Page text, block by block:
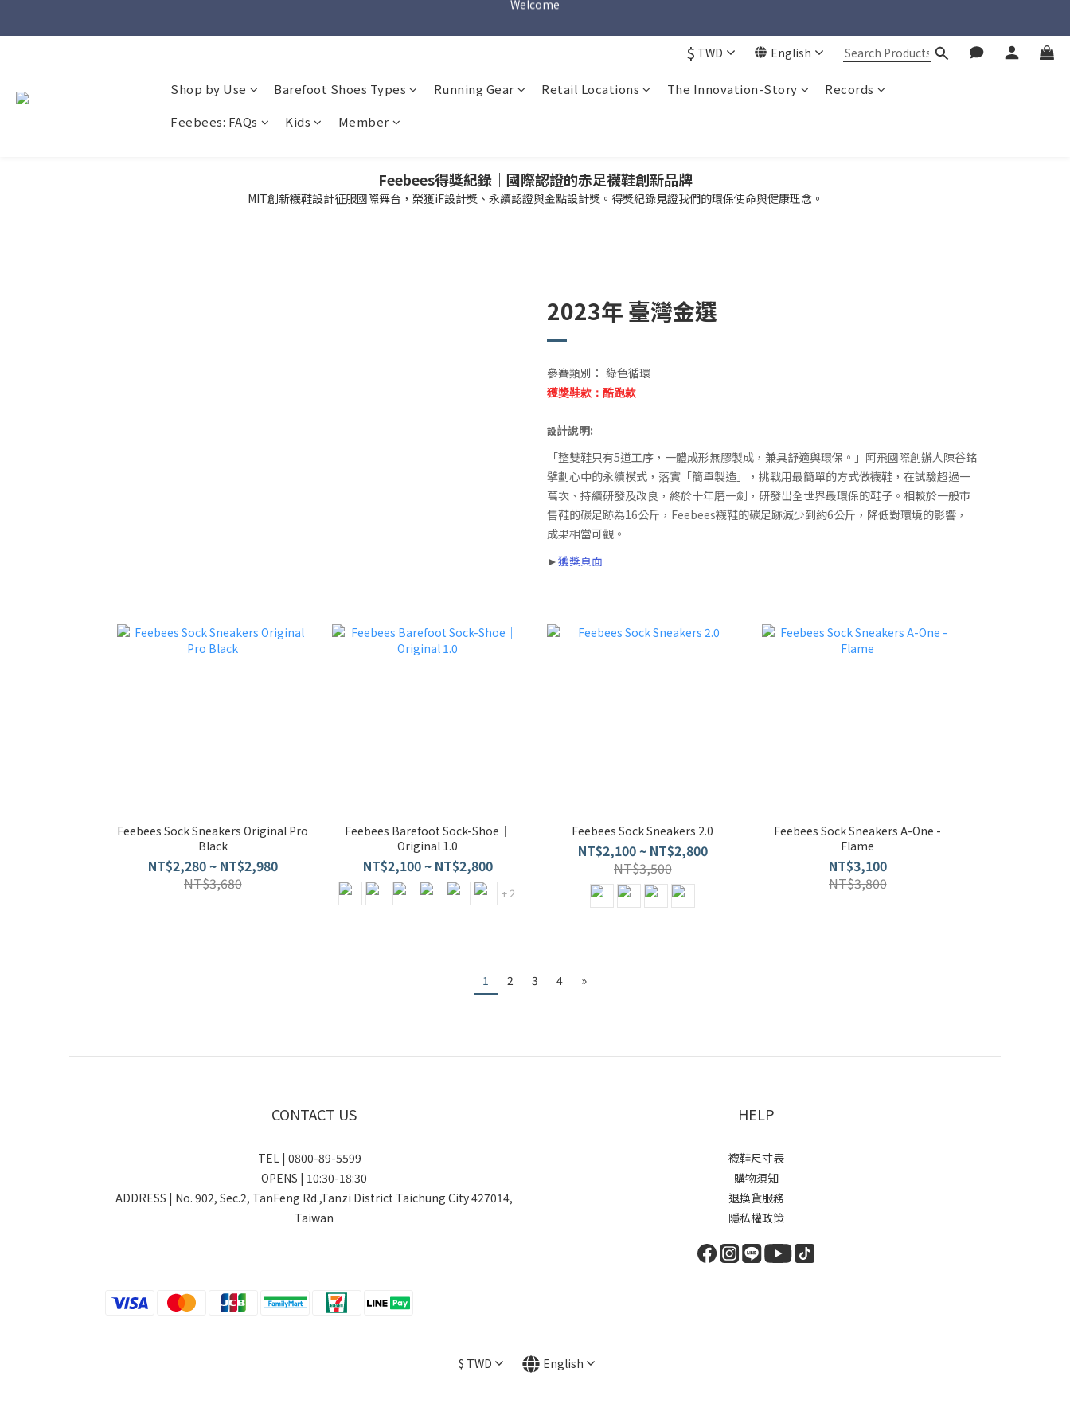
$ TWD English
Shop by Use Barefoot Shoes Types Running Gear Retail Locations The Innovation-Story
Records
Feebees: FAQs
Kids Member
Feebees得獎紀錄｜國際認證的赤足襪鞋創新品牌
MIT創新襪鞋設計征服國際舞台，榮獲iF設計獎、永續認證與金點設計獎。得獎紀錄見證我們的環保使命與健康理念。
2023年 臺灣金選
參賽類別： 綠色循環
獲獎鞋款：酷跑款
設計說明:
「整雙鞋只有5道工序，一體成形無膠製成，兼具舒適與環保。」阿飛國際創辦人陳谷銘
擘劃心中的永續模式，落實「簡單製造」，挑戰用最簡單的方式做襪鞋，在試驗超過一
萬次、持續研發及改良，終於十年磨一劍，研發出全世界最環保的鞋子。相較於一般市
售鞋的碳足跡為16公斤，Feebees襪鞋的碳足跡減少到約6公斤，降低對環境的影響，
成果相當可觀。
► 獲獎頁面
Feebees Sock Sneakers Original Pro
Black
NT$2,280 ~ NT$2,980
NT$3,680
Feebees Barefoot Sock-Shoe｜
Original 1.0
NT$2,100 ~ NT$2,800
+ 2
Feebees Sock Sneakers 2.0
NT$2,100 ~ NT$2,800
NT$3,500
Feebees Sock Sneakers A-One -
Flame
NT$3,100
NT$3,800
1 2 3 4 »
CONTACT US
TEL | 0800-89-5599
OPENS | 10:30-18:30
ADDRESS | No. 902, Sec.2, TanFeng Rd.,Tanzi District Taichung City 427014,
Taiwan
HELP
襪鞋尺寸表
購物須知
退換貨服務
隱私權政策
$ TWD English